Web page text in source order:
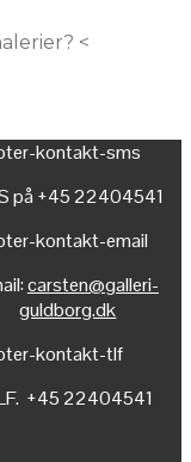
<
på +45 22404541
carsten@galleri-
guldborg.dk
+45 22404541